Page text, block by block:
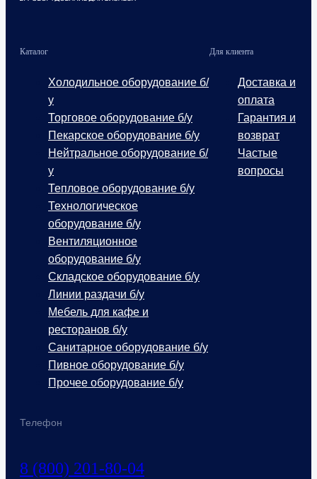
Телефон
8 (800) 201-80-04
Каталог
Холодильное оборудование б/
у
Торговое оборудование б/у
Пекарское оборудование б/у
Нейтральное оборудование б/
у
Тепловое оборудование б/у
Технологическое
оборудование б/у
Вентиляционное
оборудование б/у
Складское оборудование б/у
Линии раздачи б/у
Мебель для кафе и
ресторанов б/у
Санитарное оборудование б/у
Пивное оборудование б/у
Прочее оборудование б/у
Для клиента
Доставка и
оплата
Гарантия и
возврат
Частые
вопросы